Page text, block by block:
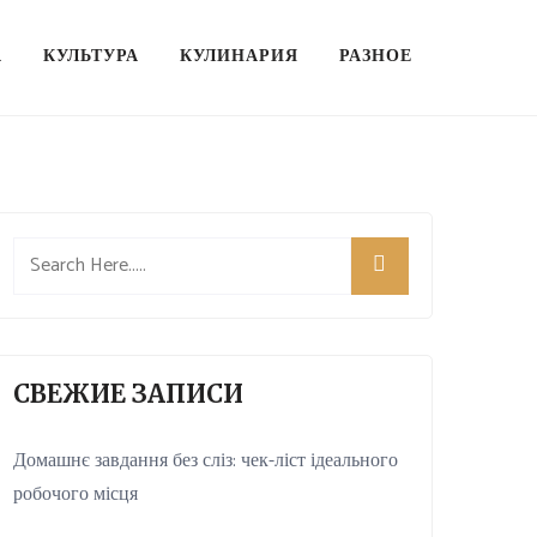
КУЛЬТУРА КУЛИНАРИЯ РАЗНОЕ
СВЕЖИЕ ЗАПИСИ
Домашнє завдання без сліз: чек-ліст ідеального
робочого місця